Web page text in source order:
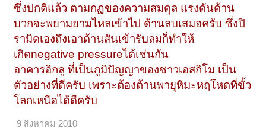
ซึ่งปกติแล้ว ตามกฏของความสมดุล แรงดันด้าน
บวกจะพยามยามไหลเข้าไป ด้านลบเสมอครับ ซึ่งปิ
รามิดเองถึงเอาด้านสันเข้ารับลมก็ทำให้
เกิดnegative pressureได้เช่นกัน
อาคารอิกลู ที่เป็นภูมิปัญญาของชาวเอสกิโม เป็น
ตัวอย่างที่ดีครับ เพราะต้องต้านพายุหิมะหฤโหดที่ขั้ว
โลกเหนือได้ดีครับ
9 สิงหาคม 2010